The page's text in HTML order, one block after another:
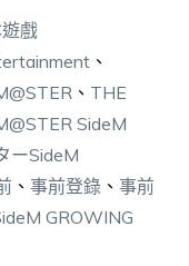
戲
、
、 THE
SideM
ーSideM
、 事前登錄 、 事前
GROWING